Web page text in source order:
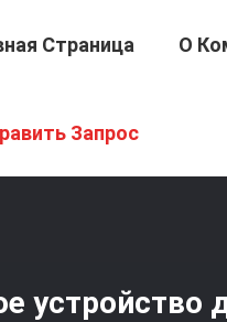
Страница О
Запрос
Мм И Точностью ± 1% Силы
устройство